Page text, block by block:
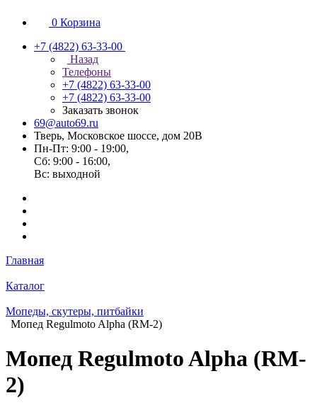
0 Корзина
+7 (4822) 63-33-00
Назад
Телефоны
+7 (4822) 63-33-00
+7 (4822) 63-33-00
Заказать звонок
69@auto69.ru
Тверь, Московское шоссе, дом 20В
Пн-Пт: 9:00 - 19:00,
Сб: 9:00 - 16:00,
Вс: выходной
Главная
Каталог
Мопеды, скутеры, питбайки
Мопед Regulmoto Alpha (RM-2)
Мопед Regulmoto Alpha (RM-
2)